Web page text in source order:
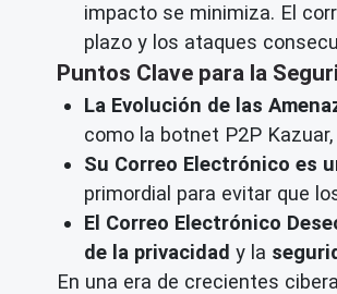
impacto se minimiza. El
plazo y los ataques
Puntos Clave para la
La Evolución de las
como la botnet P2P
Su Correo Electrónico es
primordial para evitar que
El Correo Electrónico
de la privacidad y la
En una era de crecientes